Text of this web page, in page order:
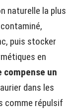
naturelle la plus
puis stocker
en
compense un
dans les
comme répulsif